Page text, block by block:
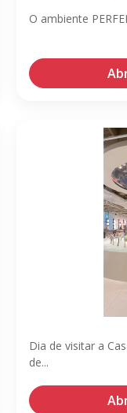
O ambiente
Dia de visitar a
de...